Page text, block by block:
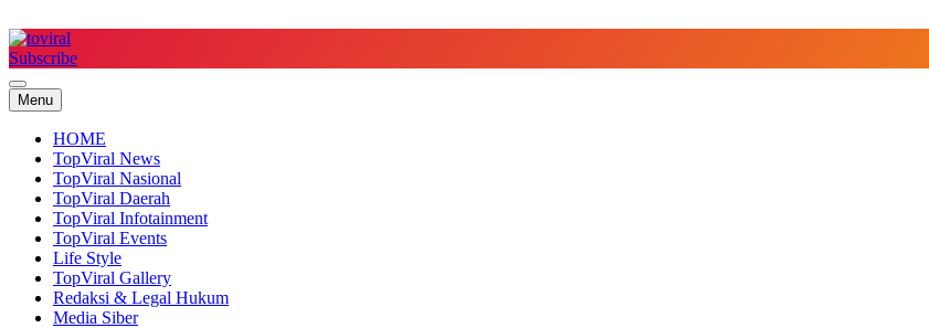
to
content
Subscribe
Menu
HOME
TopViral News
TopViral Nasional
TopViral Daerah
TopViral Infotainment
TopViral Events
Life Style
TopViral Gallery
Redaksi & Legal Hukum
Media Siber